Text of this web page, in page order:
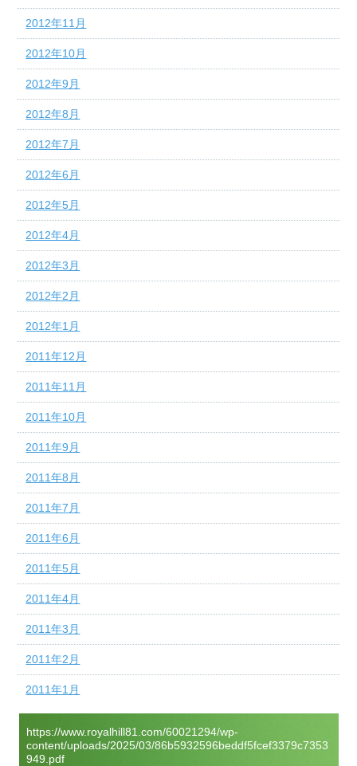
2012年11月
2012年10月
2012年9月
2012年8月
2012年7月
2012年6月
2012年5月
2012年4月
2012年3月
2012年2月
2012年1月
2011年12月
2011年11月
2011年10月
2011年9月
2011年8月
2011年7月
2011年6月
2011年5月
2011年4月
2011年3月
2011年2月
2011年1月
https://www.royalhill81.com/60021294/wp-
content/uploads/2025/03/86b5932596beddf5fcef3379c7353
949.pdf